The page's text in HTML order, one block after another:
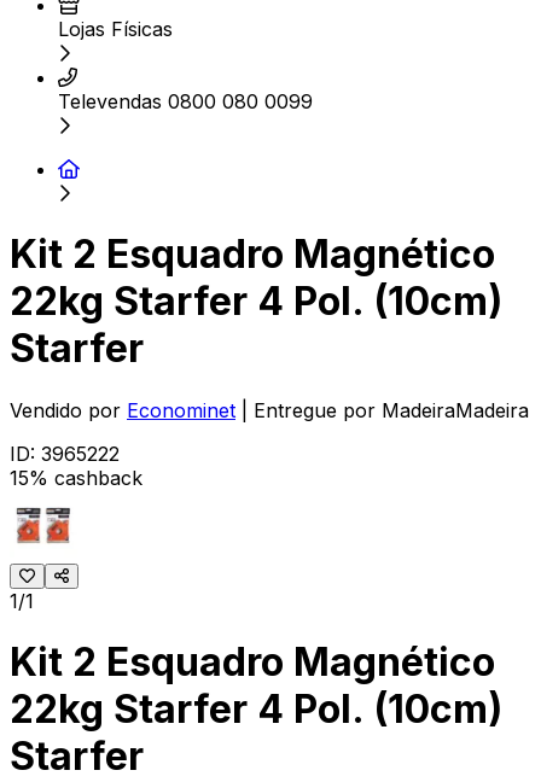
Lojas Físicas
Televendas 0800 080 0099
Kit 2 Esquadro Magnético
22kg Starfer 4 Pol. (10cm)
Starfer
Vendido por Econominet | Entregue por MadeiraMadeira
ID: 3965222
15% cashback
1/1
Kit 2 Esquadro Magnético
22kg Starfer 4 Pol. (10cm)
Starfer